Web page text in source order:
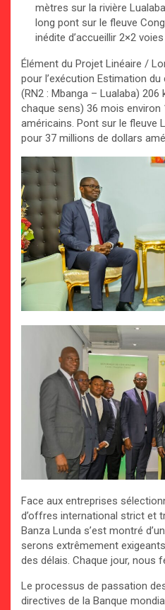
mètres sur la rivière
long pont sur le fleuve
inédite d’accueillir 2×2
Élément du Projet Linéaire /
pour l’exécution Estimation
(RN2 : Mbanga – Lualaba)
chaque sens) 36 mois environ
américains. Pont sur le fleuve
pour 37 millions de dollars
Face aux entreprises
d’offres international strict et
Banza Lunda s’est montré
serons extrêmement
des délais. Chaque jour, nous
Le processus de passation
directives de la Banque